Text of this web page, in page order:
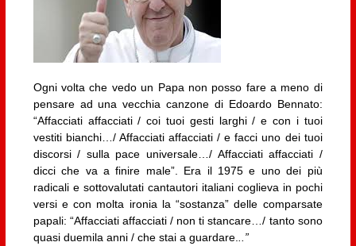
Ogni volta che vedo un Papa non posso fare a meno di
pensare ad una vecchia canzone di Edoardo Bennato:
“Affacciati affacciati / coi tuoi gesti larghi / e con i tuoi
vestiti bianchi…/ Affacciati affacciati / e facci uno dei tuoi
discorsi / sulla pace universale…/ Affacciati affacciati /
dicci che va a finire male”. Era il 1975 e uno dei più
radicali e sottovalutati cantautori italiani coglieva in pochi
versi e con molta ironia la “sostanza” delle comparsate
papali: “Affacciati affacciati / non ti stancare…/ tanto sono
quasi duemila anni / che stai a guardare.
..”